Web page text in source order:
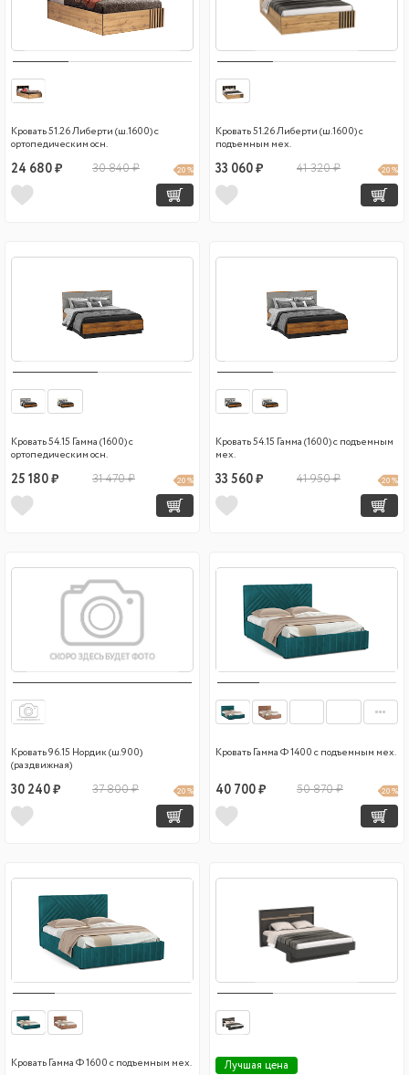
Кровать 51.26 Либерти (ш.1600) с
ортопедическим осн.
24 680 ₽ 30 840 ₽ 20 %
Кровать 51.26 Либерти (ш.1600) с
подъемным мех.
33 060 ₽ 41 320 ₽ 20 %
Кровать 54.15 Гамма (1600) с
ортопедическим осн.
25 180 ₽ 31 470 ₽ 20 %
Кровать 54.15 Гамма (1600) с подъемным
мех.
33 560 ₽ 41 950 ₽ 20 %
Кровать 96.15 Нордик (ш.900)
(раздвижная)
30 240 ₽ 37 800 ₽ 20 %
Кровать Гамма Ф 1400 с подъемным мех.
40 700 ₽ 50 870 ₽ 20 %
Кровать Гамма Ф 1600 с подъемным мех. Лучшая цена